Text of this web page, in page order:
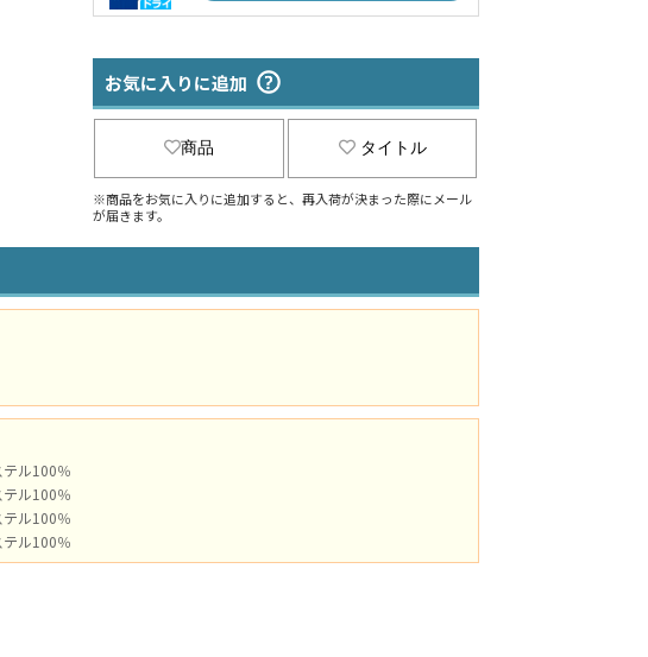
お気に入りに追加
商品 タイトル
※商品をお気に入りに追加すると、再入荷が決まった際にメール
が届きます。
ル100％
ル100％
ル100％
ル100％